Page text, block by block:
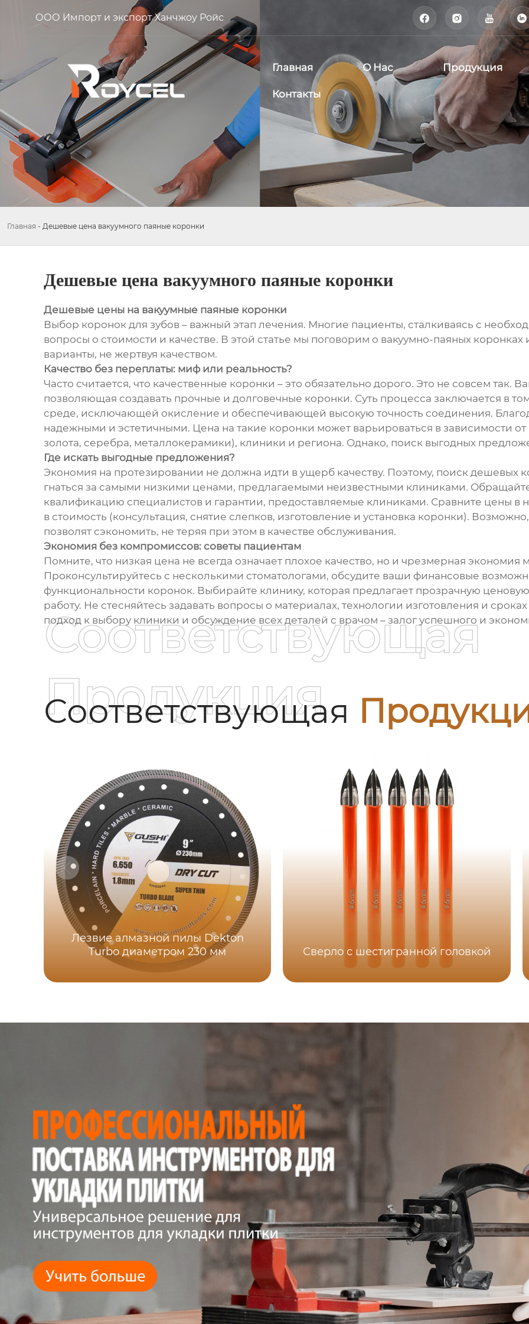
ООО Импорт и экспорт Ханчжоу Ройс    
Главная О Нас Продукция
Контакты
Главная - Дешевые цена вакуумного паяные коронки
Дешевые цена вакуумного паяные коронки
Дешевые цены на вакуумные паяные коронки
Выбор коронок для зубов – важный этап лечения. Многие пациенты, сталкиваясь с
вопросы о стоимости и качестве. В этой статье мы поговорим о вакуумно-паяных
варианты, не жертвуя качеством.
Качество без переплаты: миф или реальность?
Часто считается, что качественные коронки – это обязательно дорого. Это не совсем так.
позволяющая создавать прочные и долговечные коронки. Суть процесса заключается в
среде, исключающей окисление и обеспечивающей высокую точность соединения.
надежными и эстетичными. Цена на такие коронки может варьироваться в зависимости
золота, серебра, металлокерамики), клиники и региона. Однако, поиск выгодных
Где искать выгодные предложения?
Экономия на протезировании не должна идти в ущерб качеству. Поэтому, поиск дешевых
гнаться за самыми низкими ценами, предлагаемыми неизвестными клиниками.
квалификацию специалистов и гарантии, предоставляемые клиниками. Сравните цены в
в стоимость (консультация, снятие слепков, изготовление и установка коронки).
позволят сэкономить, не теряя при этом в качестве обслуживания.
Экономия без компромиссов: советы пациентам
Помните, что низкая цена не всегда означает плохое качество, но и чрезмерная экономия
Проконсультируйтесь с несколькими стоматологами, обсудите ваши финансовые
функциональности коронок. Выбирайте клинику, которая предлагает прозрачную
работу. Не стесняйтесь задавать вопросы о материалах, технологии изготовления и
подход к выбору клиники и обсуждение всех деталей с врачом – залог успешного и
Соответствующая
Соответствующая
Продукция
Лезвие алмазной пилы Dekton
Turbo диаметром 230 мм
Сверло с шестигранной головкой